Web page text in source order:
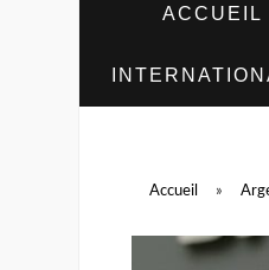
ACCUEIL
Accueil »